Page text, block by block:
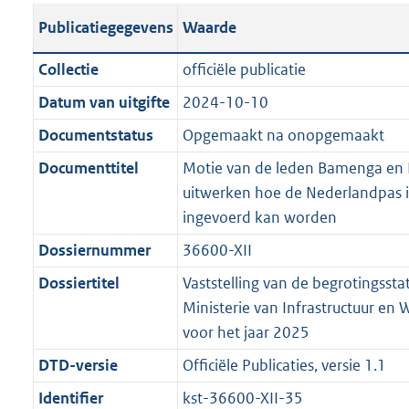
a
i
e
i
n
f
a
a
e
3
K
b
c
t
i
e
i
n
m
a
t
:
K
b
i
a
t
i
e
i
r
m
t
t
e
2
K
b
l
c
a
t
i
e
o
r
a
o
t
:
6
K
a
n
d
s
g
r
o
o
t
t
e
:
2
K
b
a
n
d
s
g
o
o
t
e
:
2
K
b
Publicatiegegevens Waarde
Collectie
officiële publicatie
Datum van uitgifte
2024-10-10
Documentstatus
Opgemaakt na onopgemaakt
Documenttitel
Motie van de leden Bamenga en
uitwerken hoe de Nederlandpas
ingevoerd kan worden
Dossiernummer
36600-XII
Dossiertitel
Vaststelling van de
Ministerie van Infrastructuur en
voor het jaar 2025
DTD-versie
Officiële Publicaties, versie 1.1
Identifier
kst-36600-XII-35